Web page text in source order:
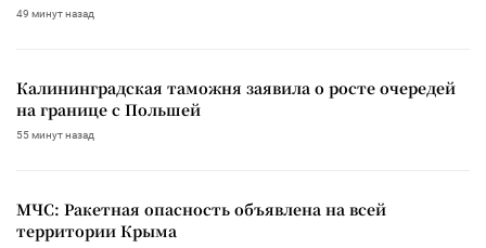
49 минут назад
Калининградская таможня заявила о росте очередей
на границе с Польшей
55 минут назад
МЧС: Ракетная опасность объявлена на всей
территории Крыма